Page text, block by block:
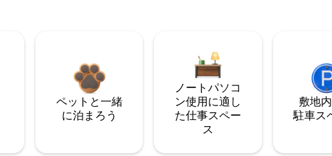
ペットと一緒
に泊まろう
ノートパソコ
ン使用に適し
た仕事スペー
ス
敷地
駐⁠車ス⁠